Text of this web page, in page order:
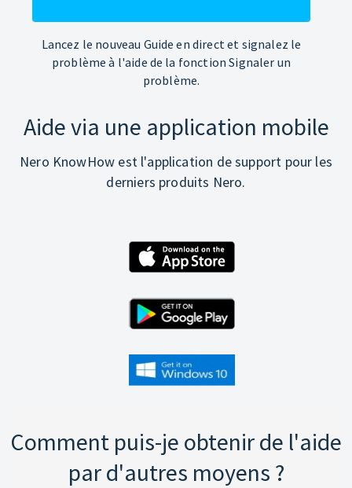
Lancez le nouveau Guide en direct et signalez le
problème à l'aide de la fonction Signaler un
problème.
Aide via une application mobile
Nero KnowHow est l'application de support pour les
derniers produits Nero.
Comment puis-je obtenir de l'aide
par d'autres moyens ?